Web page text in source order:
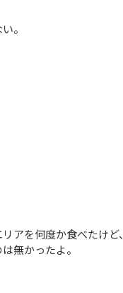
。
アを何度か食べたけど、
無かったよ。